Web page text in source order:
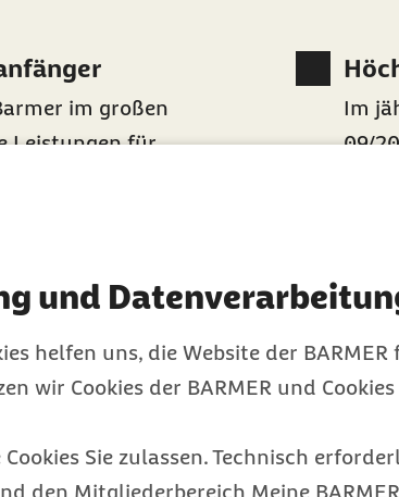
und
helfen uns, die Website der
wir Cookies der BARMER und
Sie zulassen. Technisch
den Mitgliederbereich Meine
im großen
Leistungen für
Im
09/
für
Lass